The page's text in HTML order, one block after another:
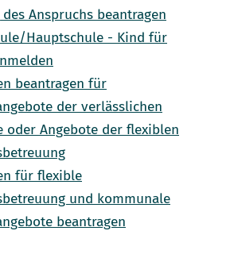
Anspruchs beantragen
Hauptschule - Kind für
beantragen für
der verlässlichen
oder Angebote der flexiblen
für flexible
und kommunale
beantragen